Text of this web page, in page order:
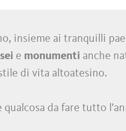
insieme ai tranquilli
e monumenti anche
di vita altoatesino.
da fare tutto